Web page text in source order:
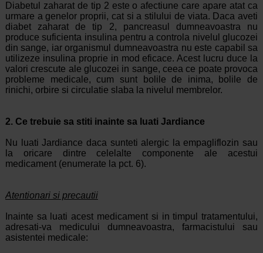
Diabetul zaharat de tip 2 este o afectiune care apare atat ca
urmare a genelor proprii, cat si a stilului de viata. Daca aveti
diabet zaharat de tip 2, pancreasul dumneavoastra nu
produce suficienta insulina pentru a controla nivelul glucozei
din sange, iar organismul dumneavoastra nu este capabil sa
utilizeze insulina proprie in mod eficace. Acest lucru duce la
valori crescute ale glucozei in sange, ceea ce poate provoca
probleme medicale, cum sunt bolile de inima, bolile de
rinichi, orbire si circulatie slaba la nivelul membrelor.
2. Ce trebuie sa stiti inainte sa luati Jardiance
Nu luati Jardiance daca sunteti alergic la empagliflozin sau
la oricare dintre celelalte componente ale acestui
medicament (enumerate la pct. 6).
Atentionari si precautii
Inainte sa luati acest medicament si in timpul tratamentului,
adresati-va medicului dumneavoastra, farmacistului sau
asistentei medicale: